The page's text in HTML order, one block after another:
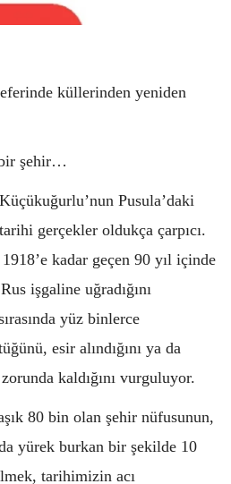
küllerinden yeniden
şehir…
Pusula’daki
gerçekler oldukça çarpıcı.
kadar geçen 90 yıl içinde
işgaline uğradığını
yüz binlerce
esir alındığını ya da
kaldığını vurguluyor.
80 bin olan şehir nüfusunun,
yürek burkan bir şekilde 10
tarihimizin acı